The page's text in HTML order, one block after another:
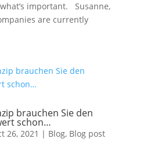
important. Susanne,
are currently
brauchen Sie den
schon…
26, 2021 | Blog, Blog post